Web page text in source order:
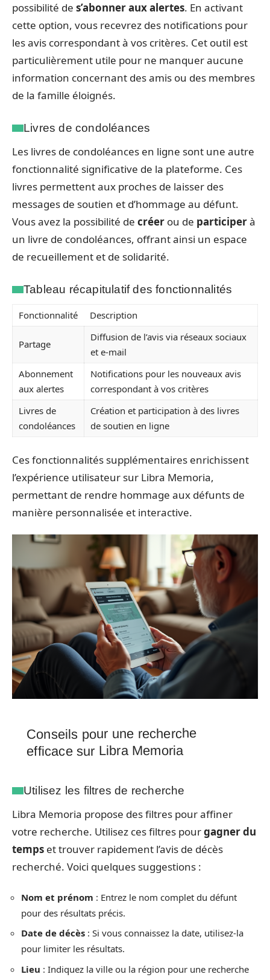
possibilité de s’abonner aux alertes. En activant
cette option, vous recevrez des notifications pour
les avis correspondant à vos critères. Cet outil est
particulièrement utile pour ne manquer aucune
information concernant des amis ou des membres
de la famille éloignés.
Livres de condoléances
Les livres de condoléances en ligne sont une autre
fonctionnalité significative de la plateforme. Ces
livres permettent aux proches de laisser des
messages de soutien et d’hommage au défunt.
Vous avez la possibilité de créer ou de participerà
un livre de condoléances, offrant ainsi un espace
de recueillement et de solidarité.
Tableau récapitulatif des fonctionnalités
Fonctionnalité Description
Partage
Diffusion de l’avis via réseaux sociaux
et e-mail
Abonnement
aux alertes
Notifications pour les nouveaux avis
correspondant à vos critères
Livres de
condoléances
Création et participation à des livres
de soutien en ligne
Ces fonctionnalités supplémentaires enrichissent
l’expérience utilisateur sur Libra Memoria,
permettant de rendre hommage aux défunts de
manière personnalisée et interactive.
Conseils pour une recherche
efficace sur Libra Memoria
Utilisez les filtres de recherche
Libra Memoria propose des filtres pour affiner
votre recherche. Utilisez ces filtres pourgagner du
temps et trouver rapidement l’avis de décès
recherché. Voici quelques suggestions :
Nom et prénom : Entrez le nom complet du défunt
pour des résultats précis.
Date de décès : Si vous connaissez la date, utilisez-la
pour limiter les résultats.
Lieu : Indiquez la ville ou la région pour une recherche